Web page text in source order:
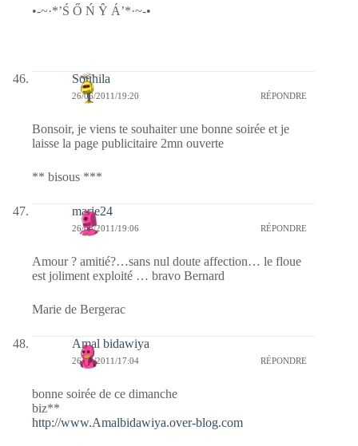
•-~·*’Ś Ő Ń Ŷ Á’*·~-•
Souhila
26/06/2011/19:20 RÉPONDRE
Bonsoir, je viens te souhaiter une bonne soirée et je
laisse la page publicitaire 2mn ouverte
** bisous ***
marie24
26/06/2011/19:06 RÉPONDRE
Amour ? amitié?…sans nul doute affection… le floue
est joliment exploité … bravo Bernard
Marie de Bergerac
Amal bidawiya
26/06/2011/17:04 RÉPONDRE
bonne soirée de ce dimanche
biz**
http://www.Amalbidawiya.over-blog.com